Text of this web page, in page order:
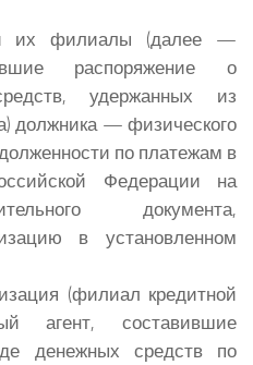
их филиалы (далее —
распоряжение о
удержанных из
должника — физического
по платежам в
Федерации на
документа,
в установленном
(филиал кредитной
агент, составившие
денежных средств по